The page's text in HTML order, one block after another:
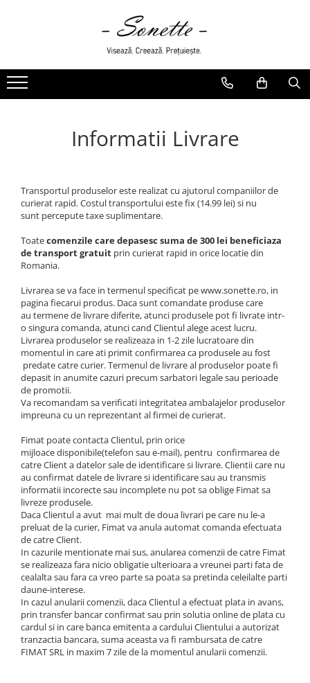
LENJERII DE PAT
LENJERII DE PAT CU PATURA
Informatii Livrare
Transportul produselor este realizat cu ajutorul companiilor de
curierat rapid. Costul transportului este fix (14.99 lei) si nu
sunt percepute taxe suplimentare.
Toatecomenzile care depasesc suma de 300 lei beneficiaza
de transport gratuit prin curierat rapid in orice locatie din
Romania.
Livrarea se va face in termenul specificat pe www.sonette.ro, in
pagina fiecarui produs. Daca sunt comandate produse care
au termene de livrare diferite, atunci produsele pot fi livrate intr-
o singura comanda, atunci cand Clientul alege acest lucru.
Livrarea produselor se realizeaza in 1-2 zile lucratoare din
momentul in care ati primit confirmarea ca produsele au fost
predate catre curier. Termenul de livrare al produselor poate fi
depasit in anumite cazuri precum sarbatori legale sau perioade
de promotii.
Va recomandam sa verificati integritatea ambalajelor produselor
impreuna cu un reprezentant al firmei de curierat.
Fimat poate contacta Clientul, prin orice
mijloace disponibile(telefon sau e-mail), pentru confirmarea de
catre Client a datelor sale de identificare si livrare. Clientii care nu
au confirmat datele de livrare si identificare sau au transmis
informatii incorecte sau incomplete nu pot sa oblige Fimat sa
livreze produsele.
Daca Clientul a avut mai mult de doua livrari pe care nu le-a
preluat de la curier, Fimat va anula automat comanda efectuata
de catre Client.
In cazurile mentionate mai sus, anularea comenzii de catre Fimat
se realizeaza fara nicio obligatie ulterioara a vreunei parti fata de
cealalta sau fara ca vreo parte sa poata sa pretinda celeilalte parti
daune-interese.
In cazul anularii comenzii, daca Clientul a efectuat plata in avans,
prin transfer bancar confirmat sau prin solutia online de plata cu
cardul si in care banca emitenta a cardului Clientului a autorizat
tranzactia bancara, suma aceasta va fi rambursata de catre
FIMAT SRL in maxim 7 zile de la momentul anularii comenzii.